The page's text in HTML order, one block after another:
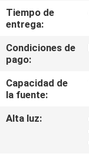
ÉNTRENOS
EN
CONTACTO
CON
NOTICIAS
Tiempo de
entrega:
Condiciones de
pago:
Capacidad de
la fuente:
Alta luz: